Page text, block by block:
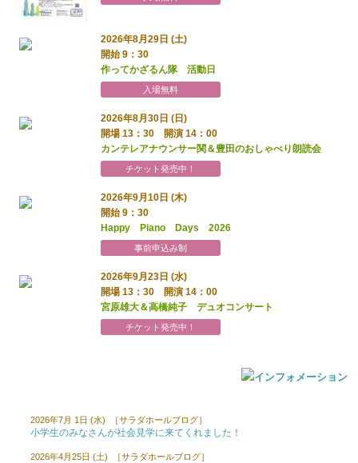
2026年8月29日 (土)
開始 9：30
作ってかざるん隊 活動日
入場無料
2026年8月30日 (日)
開場 13：30 開演 14：00
カンテレアナウンサー関＆豊田のおしゃべり朗読会
チケット発売中！
2026年9月10日 (木)
開始 9：30
Happy Piano Days 2026
事前申込み制
2026年9月23日 (水)
開場 13：30 開演 14：00
宮原雄大＆高橋純子 デュオコンサート
チケット発売中！
2026年7月 1日 (水) ［サラダホールブログ］
小学生のみなさんが社会見学に来てくれました！
2026年4月25日 (土) ［サラダホールブログ］